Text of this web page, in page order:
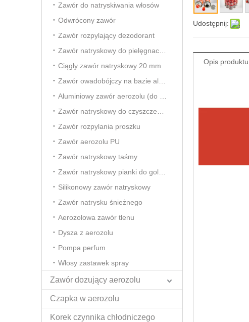
Zawór do natryskiwania włosów
Odwrócony zawór
Zawór rozpylający dezodorant
Ciągły zawór natryskowy 20 mm
Zawór rozpylania proszku
Zawór aerozolu PU
Zawór natryskowy taśmy
Silikonowy zawór natryskowy
Zawór natrysku śnieżnego
Aerozolowa zawór tlenu
Dysza z aerozolu
Pompa perfum
Włosy zastawek spray
Zawór dozujący aerozolu
Czapka w aerozolu
Korek czynnika chłodniczego
Udostępnij:
Opis produktu